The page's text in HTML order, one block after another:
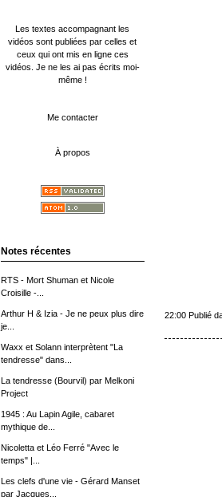
Les textes accompagnant les
vidéos sont publiées par celles et
ceux qui ont mis en ligne ces
vidéos. Je ne les ai pas écrits moi-
même !
Me contacter
À propos
Notes récentes
RTS - Mort Shuman et Nicole
Croisille -...
Arthur H & Izia - Je ne peux plus dire
je...
Waxx et Solann interprètent "La
tendresse" dans...
La tendresse (Bourvil) par Melkoni
Project
1945 : Au Lapin Agile, cabaret
mythique de...
Nicoletta et Léo Ferré "Avec le
temps" |...
Les clefs d'une vie - Gérard Manset
par Jacques...
22:00 Publié